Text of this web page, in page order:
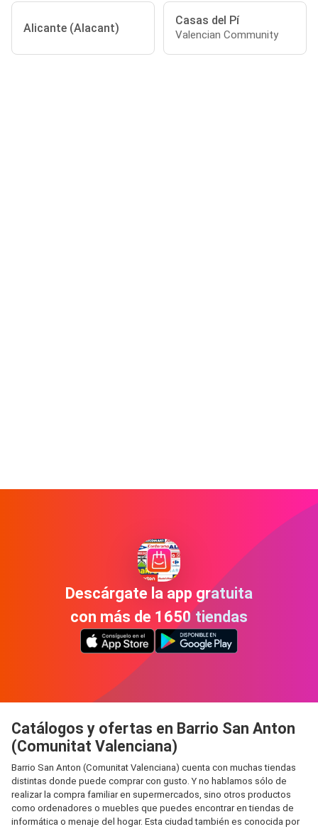
Alicante (Alacant)
Casas del Pí
Valencian Community
Descárgate la app gratuita
con más de 1650 tiendas
Catálogos y ofertas en Barrio San Anton
(Comunitat Valenciana)
Barrio San Anton (Comunitat Valenciana) cuenta con muchas tiendas
distintas donde puede comprar con gusto. Y no hablamos sólo de
realizar la compra familiar en supermercados, sino otros productos
como ordenadores o muebles que puedes encontrar en tiendas de
informática o menaje del hogar. Esta ciudad también es conocida por